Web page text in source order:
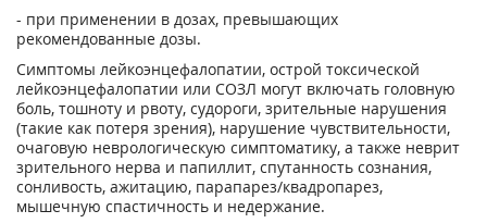
- при применении в дозах, превышающих
рекомендованные дозы.
Симптомы лейкоэнцефалопатии, острой токсической
лейкоэнцефалопатии или СОЗЛ могут включать головную
боль, тошноту и рвоту, судороги, зрительные нарушения
(такие как потеря зрения), нарушение чувствительности,
очаговую неврологическую симптоматику, а также неврит
зрительного нерва и папиллит, спутанность сознания,
сонливость, ажитацию, парапарез/квадропарез,
мышечную спастичность и недержание.